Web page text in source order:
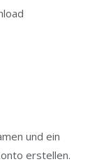
und ein
erstellen.